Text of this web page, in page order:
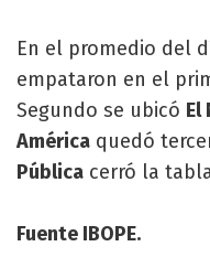
En el promedio del
empataron en el
Segundo se ubicó El
América quedó
Pública cerró la
Fuente IBOPE.